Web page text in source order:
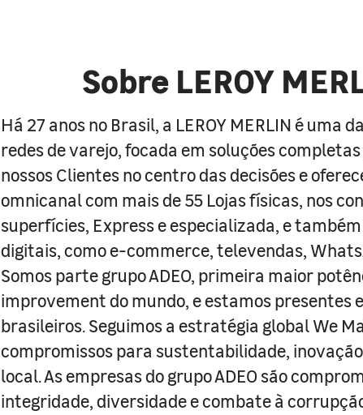
Sobre LEROY
Há 27 anos no Brasil, a LEROY MERLIN é uma
redes de varejo, focada em soluções
nossos Clientes no centro das decisões e
omnicanal com mais de 55 Lojas físicas, nos
superfícies, Express e especializada, e
digitais, como e-commerce, televendas,
Somos parte grupo ADEO, primeira maior
improvement do mundo, e estamos presentes
brasileiros. Seguimos a estratégia global We
compromissos para sustentabilidade,
local. As empresas do grupo ADEO são
integridade, diversidade e combate à